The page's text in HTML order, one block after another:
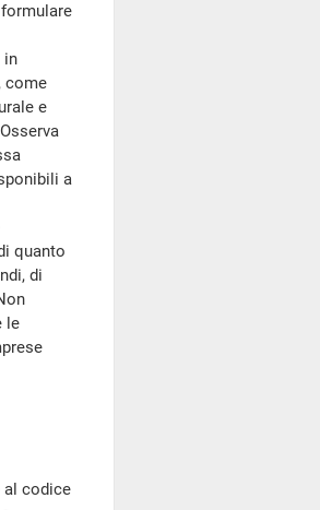
in
come
e
a
quanto
di
le
codice